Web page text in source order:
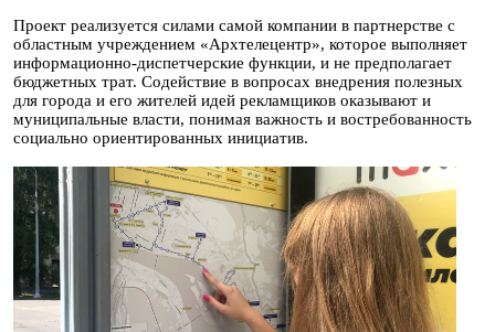
Проект реализуется силами самой компании в партнерстве с
областным учреждением «Архтелецентр», которое выполняет
информационно-диспетчерские функции, и не предполагает
бюджетных трат. Содействие в вопросах внедрения полезных
для города и его жителей идей рекламщиков оказывают и
муниципальные власти, понимая важность и востребованность
социально ориентированных инициатив.